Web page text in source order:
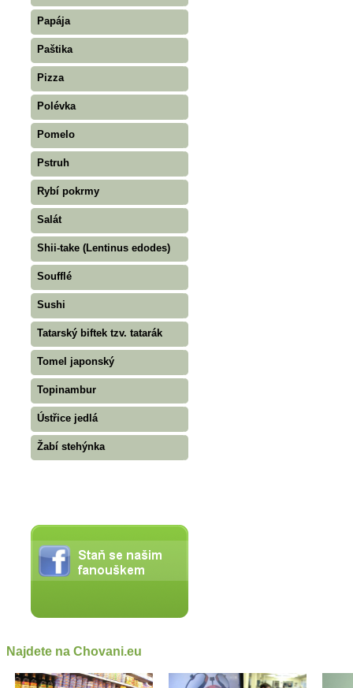
Papája
Paštika
Pizza
Polévka
Pomelo
Pstruh
Rybí pokrmy
Salát
Shii-take (Lentinus edodes)
Soufflé
Sushi
Tatarský biftek tzv. tatarák
Tomel japonský
Topinambur
Ústřice jedlá
Žabí stehýnka
Najdete na Chovani.eu